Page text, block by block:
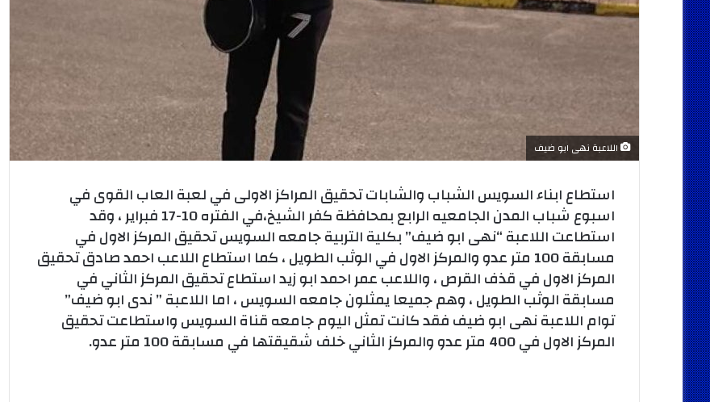
اللاعبة نهى ابو ضيف
استطاع ابناء السويس الشباب والشابات تحقيق المراكز الاولى في لعبة العاب القوى في
اسبوع شباب المدن الجامعيه الرابع بمحافظة كفر الشيخ،في الفتره 10-17 فبراير ، وقد
استطاعت اللاعبة “نهى ابو ضيف” بكلية التربية جامعه السويس تحقيق المركز الاول في
مسابقة 100 متر عدو والمركز الاول في الوثب الطويل ، كما استطاع اللاعب احمد صادق تحقيق
المركز الاول في قذف القرص ، واللاعب عمر احمد ابو زيد استطاع تحقيق المركز الثاني في
مسابقة الوثب الطويل ، وهم جميعا يمثلون جامعه السويس ، اما اللاعبة ” ندى ابو ضيف”
توام اللاعبة نهى ابو ضيف فقد كانت تمثل اليوم جامعه قناة السويس واستطاعت تحقيق
المركز الاول في 400 متر عدو والمركز الثاني خلف شقيقتها في مسابقة 100 متر عدو.